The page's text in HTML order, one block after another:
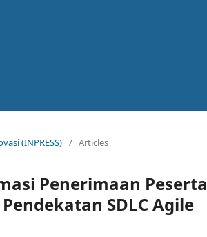
(INPRESS) / Articles
Penerimaan Peserta
SDLC Agile